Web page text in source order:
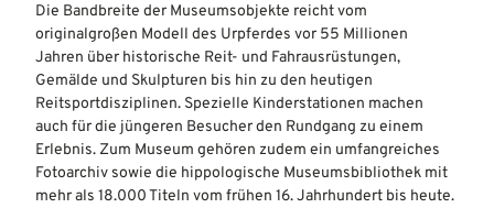
Die Bandbreite der Museumsobjekte reicht vom
originalgroßen Modell des Urpferdes vor 55 Millionen
Jahren über historische Reit- und Fahrausrüstungen,
Gemälde und Skulpturen bis hin zu den heutigen
Reitsportdisziplinen. Spezielle Kinderstationen machen
auch für die jüngeren Besucher den Rundgang zu einem
Erlebnis. Zum Museum gehören zudem ein umfangreiches
Fotoarchiv sowie die hippologische Museumsbibliothek mit
mehr als 18.000 Titeln vom frühen 16. Jahrhundert bis heute.